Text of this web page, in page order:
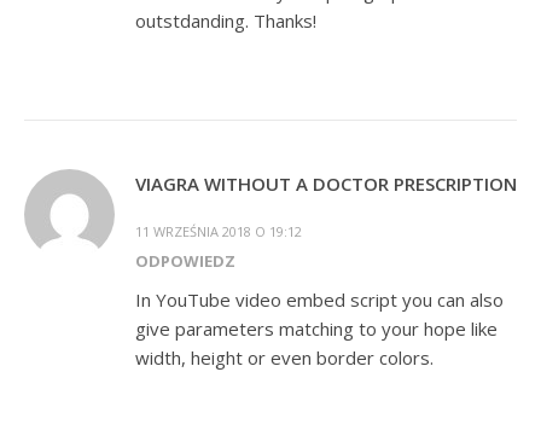
outstdanding. Thanks!
VIAGRA WITHOUT A DOCTOR PRESCRIPTION
11 WRZEŚNIA 2018 O 19:12
ODPOWIEDZ
In YouTube video embed script you can also
give parameters matching to your hope like
width, height or even border colors.